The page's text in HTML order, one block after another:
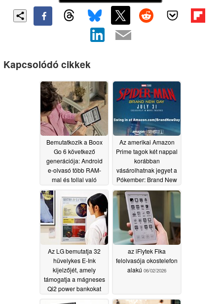
Kapcsolódó cikkek
Bemutatkozik a Boox
Go 6 következő
generációja: Android
e-olvasó több RAM-
mal és tollal való
támogatással
Az amerikai Amazon
Prime tagok két nappal
korábban
vásárolhatnak jegyet a
Pókember: Brand New
Day című filmre
06/02/2026
Az LG bemutatja 32
hüvelykes E-Ink
kijelzőjét, amely
támogatja a mágneses
Qi2 power bankokat
az iFlytek Fika
felolvasója okostelefon
alakú 06/02/2026